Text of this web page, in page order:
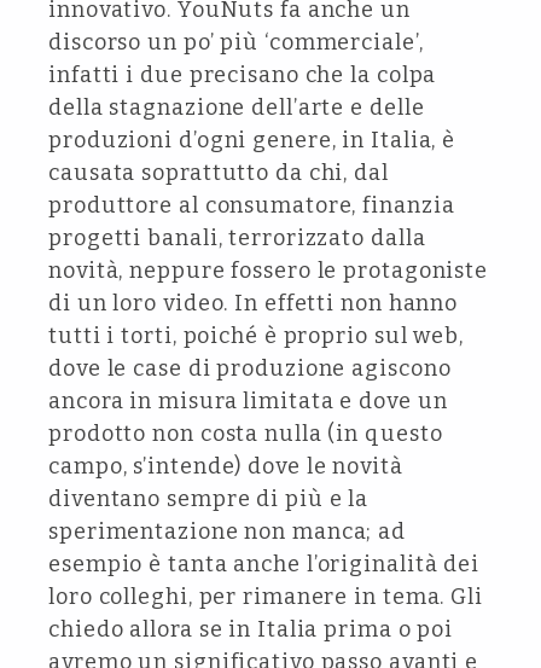
innovativo. YouNuts fa anche un
discorso un po’ più ‘commerciale’,
infatti i due precisano che la colpa
della stagnazione dell’arte e delle
produzioni d’ogni genere, in Italia, è
causata soprattutto da chi, dal
produttore al consumatore, finanzia
progetti banali, terrorizzato dalla
novità, neppure fossero le protagoniste
di un loro video. In effetti non hanno
tutti i torti, poiché è proprio sul web,
dove le case di produzione agiscono
ancora in misura limitata e dove un
prodotto non costa nulla (in questo
campo, s’intende) dove le novità
diventano sempre di più e la
sperimentazione non manca; ad
esempio è tanta anche l’originalità dei
loro colleghi, per rimanere in tema. Gli
chiedo allora se in Italia prima o poi
avremo un significativo passo avanti e